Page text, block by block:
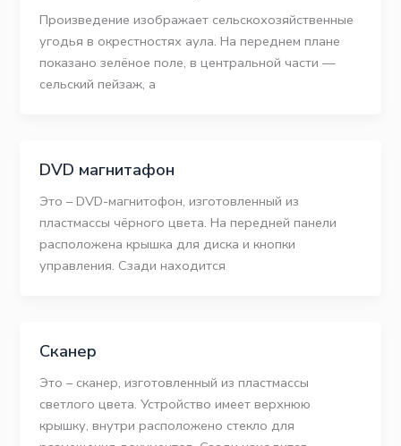
Произведение изображает сельскохозяйственные
угодья в окрестностях аула. На переднем плане
показано зелёное поле, в центральной части —
сельский пейзаж, а
DVD магнитафон
Это – DVD-магнитофон, изготовленный из
пластмассы чёрного цвета. На передней панели
расположена крышка для диска и кнопки
управления. Сзади находится
Сканер
Это – сканер, изготовленный из пластмассы
светлого цвета. Устройство имеет верхнюю
крышку, внутри расположено стекло для